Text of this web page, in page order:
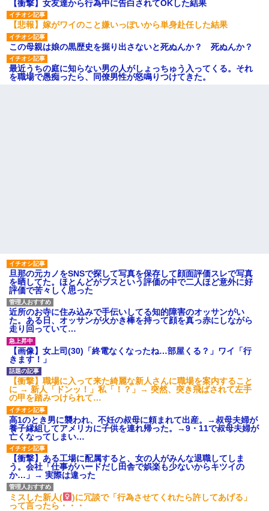
【衝撃】女友達から行為中に告白されてOKした結果
【悲報】嫁がワイのこと嫌いっぽいから単身赴任した結果
この母親は娘の黒歴史を掘り出さないと死ぬんか？ 死ぬんか？
最近うちの庭に知らない男の人がしょっちゅう入ってくる。それ
を職場で愚痴ったら、同僚男性が怒鳴りつけてきた。
旦那の元カノをSNSで探して写真を保存して顔面評価スレで写真
を晒してた。ほとんどがブスという評価の中で二人ほど意外に好
評価で苦々しく思った
近所のお寺に住み込みで手伝いしてる知的障害のオッサンがい
た。ある日、オッサンが火かき棒を持って顔を真っ赤にしながら
走り回っていて…
【画像】女上司(30)「終電なくなったね…部屋くる？」ワイ「行
きます！」
【衝撃】職場に入って来た綺麗な新人さんに職場を案内すること
に → 新人「ドンッ！」私「！？」→ 突然、突き飛ばされて左手
の甲を踏みつけられて…
高1のとき男に襲われ、不妊の叔母に頼まれて出産。→叔母夫婦が
養子縁組してアメリカに子供を連れ帰った。→9・11で叔母夫婦が
亡くなってしまい…
【衝撃】ある工場に配属すると、女の人がみんな退職してしま
う。会社「仕事がハードだし田舎で娯楽も少ないからキツイの
か…」→ 実際は違った
ミスした新人(
)に冗談で「行為させてくれたら許してあげる」
って言ったら・・・